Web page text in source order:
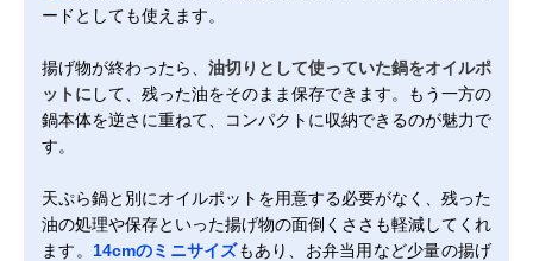
ードとしても使えます。
揚げ物が終わったら、 油切りとして使っていた鍋をオイルポ
ットに して、残った油をそのまま保存できます。もう一方の
鍋本体を逆さに重ねて、コンパクトに収納できるのが魅力で
す。
天ぷら鍋と別にオイルポットを用意する必要がなく、残った
油の処理や保存といった揚げ物の面倒くささも軽減してくれ
ます。 14cmのミニサイズもあり、お弁当用など少量の揚げ